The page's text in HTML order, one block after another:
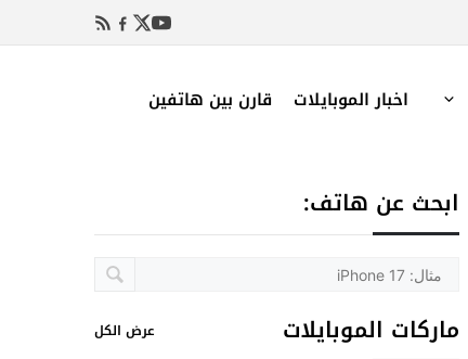
اخبار الموبايلات قارن بين هاتفين
ابحث عن هاتف:
ماركات الموبايلات عرض الكل